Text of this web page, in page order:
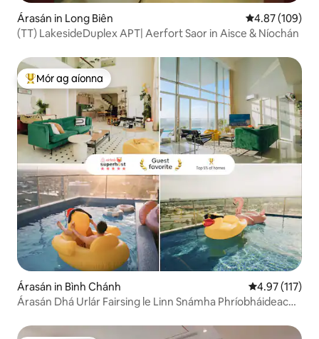
Árasán in Long Biên Meánrátáil
4.87 (109)
(TT) LakesideDuplex APT| Aerfort Saor in Aisce & Níochán
An-mhór ag aíonna
Mór ag aíonna
Árasán in Bình Chánh Meánrátáil
4.97 (117)
Árasán Dhá Urlár Fairsing le Linn Snámha Phríobháideach